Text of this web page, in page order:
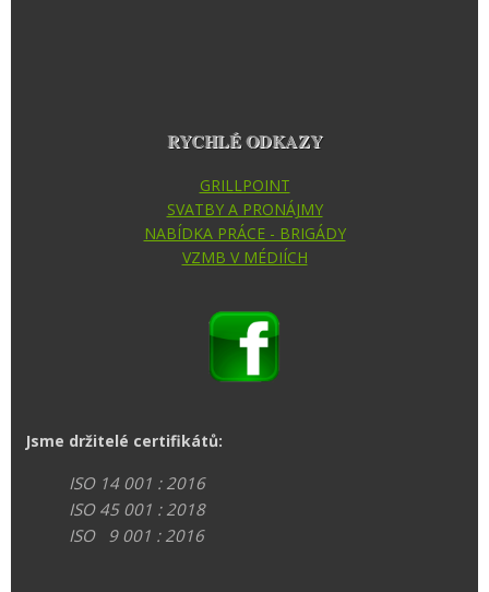
RYCHLÉ ODKAZY
GRILLPOINT
SVATBY A PRONÁJMY
NABÍDKA PRÁCE - BRIGÁDY
VZMB V MÉDIÍCH
Jsme držitelé certifikátů:
ISO 14 001 : 2016
ISO 45 001 : 2018
ISO 9 001 : 2016